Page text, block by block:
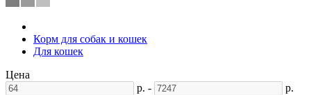
Корм для собак и кошек
Для кошек
Цена
р. -
р.